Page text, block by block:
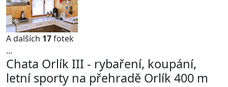
A dalších 17fotek
...
Chata Orlík III - rybaření, koupání,
letní sporty na přehradě Orlík 400 m